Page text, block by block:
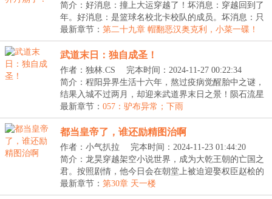
11:12:37
简介：好消息：撞上大运穿越了！坏消息：穿越回到了
年。好消息：是篮球名校北卡校队的成员。坏消息：只
是...
最新章节： 第二十九章 帽翻恶汉奥克利，小菜一碟！
（求追读）
武道末日：独自成圣！
作者：独林.CS
完本时间：2024-11-27 00:22:34
简介：程阳异界生活十六年，熬过疫病觉醒胎中之谜，
结果入城不过两月，却迎来武道界末日之景！陨石流星
的...
最新章节： 057：驴布异常；下雨
都当皇帝了，谁还励精图治啊
作者：小气扒拉
完本时间：2024-11-23 01:44:20
简介：龙昊穿越架空小说世界，成为大乾王朝的亡国之
君。按照剧情，他今日会在朝堂上被迫迎娶权臣赵桧的
女...
最新章节： 第30章 天一楼